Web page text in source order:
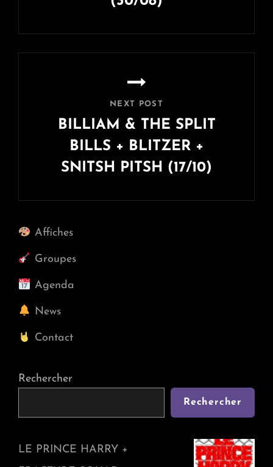
Post
NEXT POST
BILLIAM & THE SPLIT
BILLS + BLITZER +
SNITSH PITSH (17/10)
Post
Affiches
Groupes
Agenda
News
Contact
Rechercher
Rechercher
LE PRINCE HARRY +